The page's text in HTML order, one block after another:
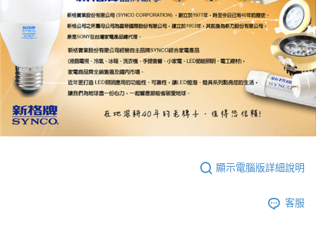
顯示電腦版詳細說明
客服